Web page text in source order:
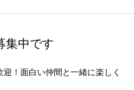
集中です
！面白い仲間と一緒に楽しく